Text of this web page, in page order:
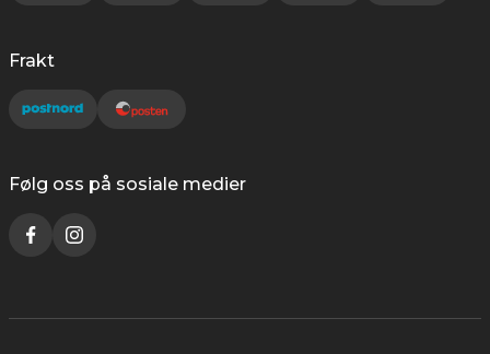
Frakt
Følg oss på sosiale medier